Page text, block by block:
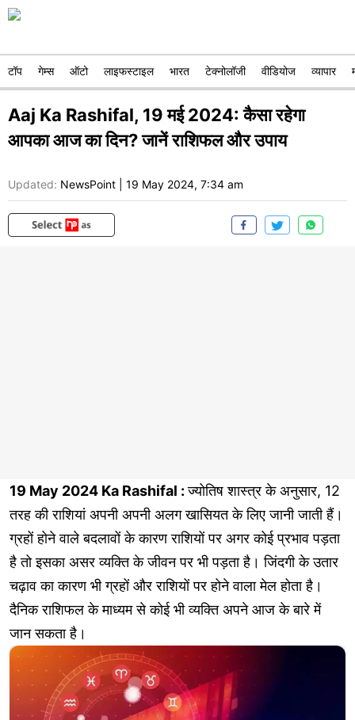
टॉप गेम्स ऑटो लाइफस्टाइल भारत टेक्नोलॉजी वीडियोज व्यापार
Aaj Ka Rashifal, 19 मई 2024: कैसा रहेगा
आपका आज का दिन? जानें राशिफल और उपाय
Updated: NewsPoint 19 May 2024, 7:34 am
19 May 2024 Ka Rashifal :ज्योतिष शास्त्र के अनुसार, 12
तरह की राशियां अपनी अपनी अलग खासियत के लिए जानी जाती हैं।
ग्रहों होने वाले बदलावों के कारण राशियों पर अगर कोई प्रभाव पड़ता
है तो इसका असर व्यक्ति के जीवन पर भी पड़ता है। जिंदगी के उतार
चढ़ाव का कारण भी ग्रहों और राशियों पर होने वाला मेल होता है।
दैनिक राशिफल के माध्यम से कोई भी व्यक्ति अपने आज के बारे में
जान सकता है।